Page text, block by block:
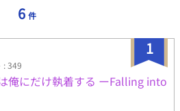
6 件
1
: 349
俺にだけ執着する ーFalling into